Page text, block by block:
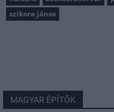
szikora jános
MAGYAR ÉPÍTŐK